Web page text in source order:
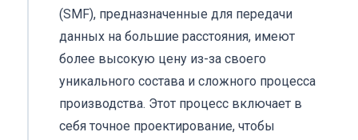
(SMF), предназначенные для передачи
данных на большие расстояния, имеют
более высокую цену из-за своего
уникального состава и сложного процесса
производства. Этот процесс включает в
себя точное проектирование, чтобы